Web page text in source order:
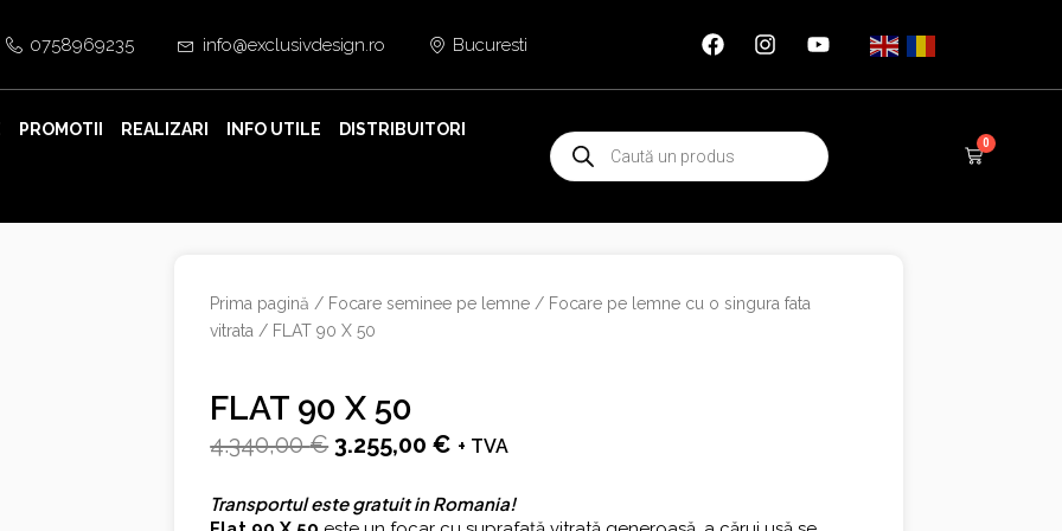
0758969235 info@exclusivdesign.ro Bucuresti
PROMOTII REALIZARI INFO UTILE DISTRIBUITORI
Products
search
0
Cart
Prima pagină / Focare seminee pe lemne / Focare pe lemne cu o singura fata
vitrata / FLAT 90 X 50
FLAT 90 X 50
4.340,00€ Prețul
a
3.255,00€ Prețul
este:
+ TVA
Transportul este gratuit in Romania!